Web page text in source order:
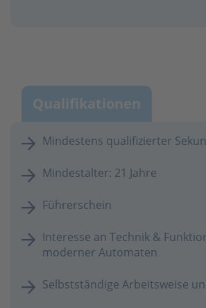
Qualifikationen
Mindestens qualifizierter
Mindestalter: 21 Jahre
Führerschein
Interesse an Technik &
moderner Automaten
Selbstständige Arbeitsweise